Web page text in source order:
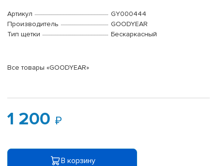
Артикул
GY000444
Производитель
GOODYEAR
Тип щетки
Бескаркасный
Все товары «GOODYEAR»
1 200
В корзину